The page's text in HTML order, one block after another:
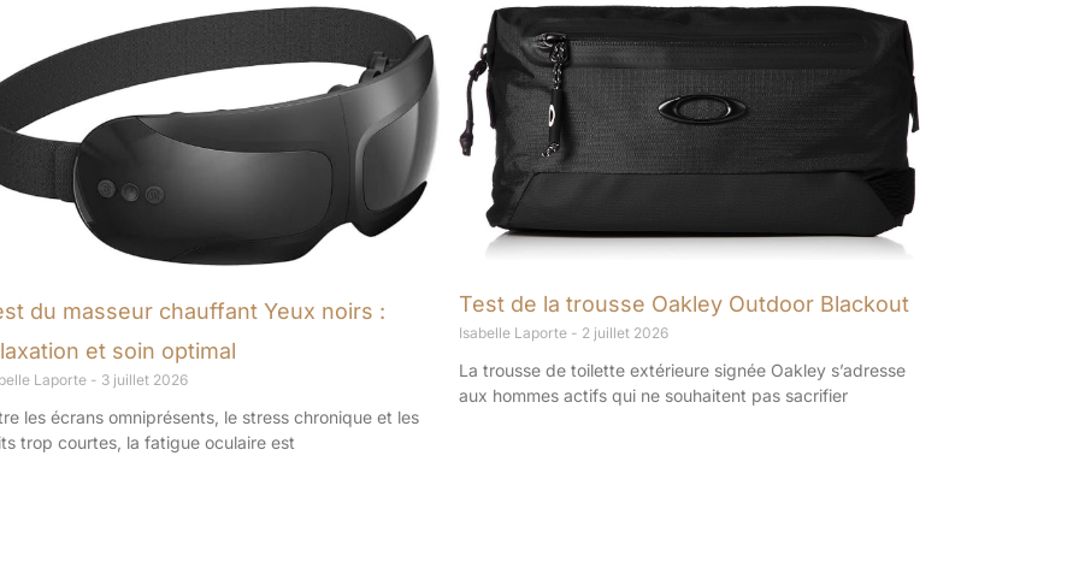
du masseur chauffant Yeux noirs :
et soin optimal
Laporte 3 juillet 2026
les écrans omniprésents, le stress chronique et les
trop courtes, la fatigue oculaire est
Test de la trousse Oakley Outdoor Blackout
Isabelle Laporte 2 juillet 2026
La trousse de toilette extérieure signée Oakley s’adresse
aux hommes actifs qui ne souhaitent pas sacrifier